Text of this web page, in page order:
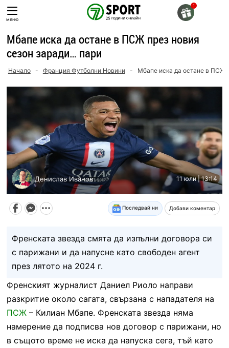
Skip
toменю
Мбапе иска да остане в ПСЖ през новия
сезон заради… пари
Начало - Франция Футболни Новини - Мбапе иска да остане в ПСЖ
Денислав Иванов 11 юли | 13:14
Последвай ни Добави коментар
Френската звезда смята да изпълни договора си
с парижани и да напусне като свободен агент
през лятото на 2024 г.
Френският журналист Даниел Риоло направи
разкритие около сагата, свързана с нападателя на
ПСЖ– Килиан Мбапе. Френската звезда няма
намерение да подписва нов договор с парижани, но
в същото време не иска да напуска сега, тъй като